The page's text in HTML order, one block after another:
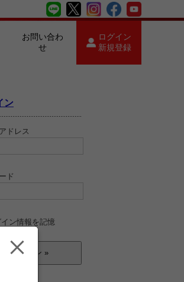
お問い合わ
せ
ログイン
新規登録
ン
ドレス
ド
イン情報を記憶
を見る